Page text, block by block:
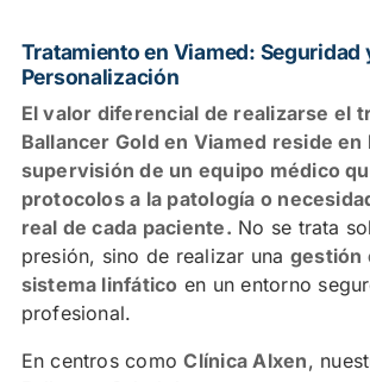
Tratamiento en Viamed: Seguridad
Personalización
El valor diferencial de realizarse el
Ballancer Gold en Viamed reside en
supervisión de un equipo médico
protocolos a la patología o
real de cada paciente. No se trata
presión, sino de realizar una gestión
sistema linfático en un entorno
profesional.
En centros comoClínica Alxen,